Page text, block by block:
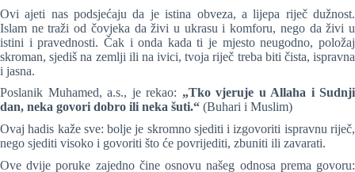
Ovi ajeti nas podsjećaju da je istina obveza, a lijepa riječ dužnost.
Islam ne traži od čovjeka da živi u ukrasu i komforu, nego da živi u
istini i pravednosti. Čak i onda kada ti je mjesto neugodno, položaj
skroman, sjediš na zemlji ili na ivici, tvoja riječ treba biti čista, ispravna
i jasna.
Poslanik Muhamed, a.s., je rekao: „Tko vjeruje u Allaha i Sudnji
dan, neka govori dobro ili neka šuti.“ (Buhari i Muslim)
Ovaj hadis kaže sve: bolje je skromno sjediti i izgovoriti ispravnu riječ,
nego sjediti visoko i govoriti što će povrijediti, zbuniti ili zavarati.
Ove dvije poruke zajedno čine osnovu našeg odnosa prema govoru: